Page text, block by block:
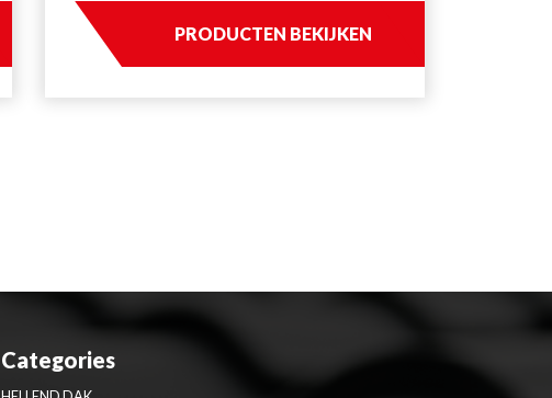
PRODUCTEN BEKIJKEN
Categories